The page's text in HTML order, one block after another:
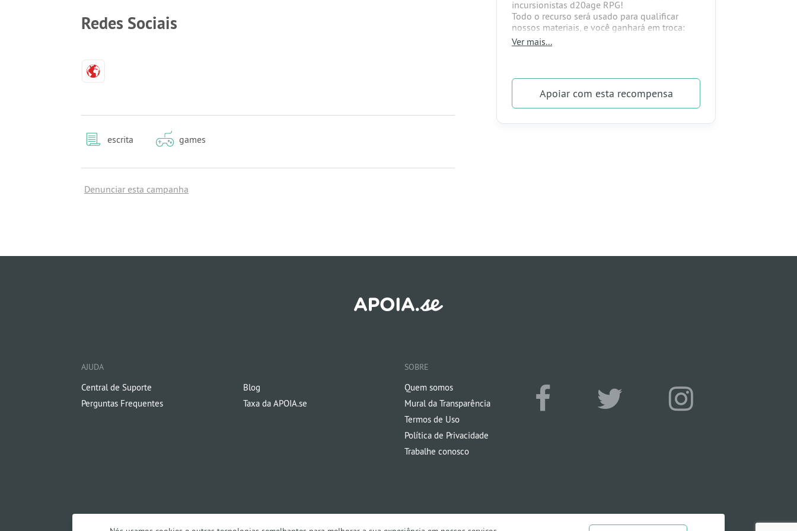
Redes Sociais
escrita games
Denunciar esta campanha
incursionistas d20age RPG!
Todo o recurso será usado para qualificar
nossos materiais, e você ganhará em troca:
> 10% de desconto em todos os produtos
d20age RPG
> Participação em sorteios sazonais d20age
RPG
Ver mais...
Apoiarcom esta recompensa
AJUDA
Central de Suporte
Perguntas Frequentes
Blog
Taxa da APOIA.se
SOBRE
Quem somos
Mural da Transparência
Termos de Uso
Política de Privacidade
Trabalhe conosco